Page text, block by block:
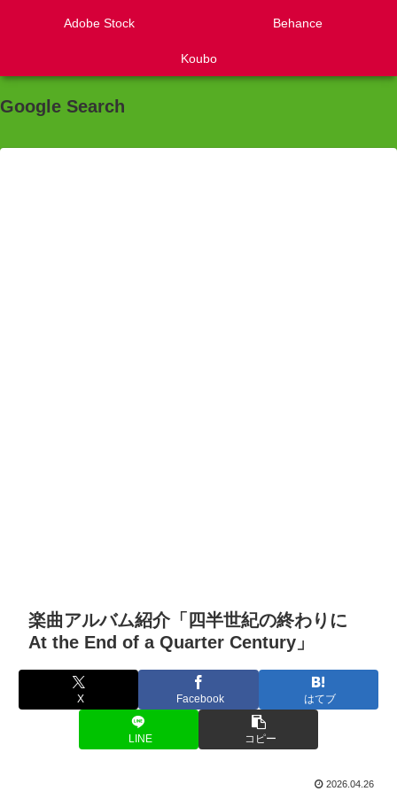
Adobe Stock Behance
Koubo
Google Search
楽曲アルバム紹介「四半世紀の終わりに
At the End of a Quarter Century」
X Facebook はてブ
LINE コピー
2026.04.26